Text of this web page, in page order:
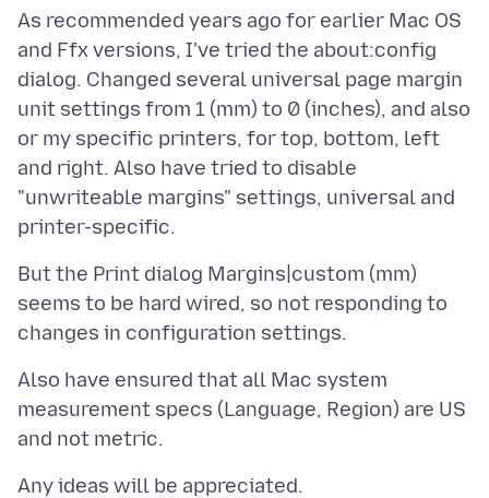
As recommended years ago for earlier Mac OS
and Ffx versions, I've tried the about:config
dialog. Changed several universal page margin
unit settings from 1 (mm) to 0 (inches), and also
or my specific printers, for top, bottom, left
and right. Also have tried to disable
"unwriteable margins" settings, universal and
But the Print dialog Margins|custom (mm)
seems to be hard wired, so not responding to
Also have ensured that all Mac system
measurement specs (Language, Region) are US